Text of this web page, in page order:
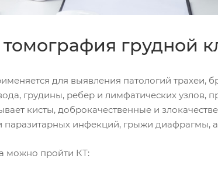
грудной
для выявления патологий трахеи,
грудины, ребер и лимфатических узлов,
кисты, доброкачественные и
инфекций, грыжи диафрагмы,
можно пройти КТ: